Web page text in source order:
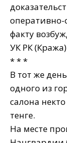
факту
УК РК
* * *
В тот же
одного из
салона
тенге.
На месте